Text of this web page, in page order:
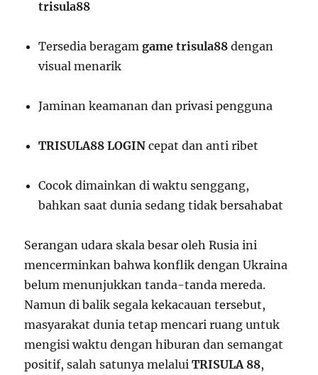
trisula88
Tersedia beragamgame trisula88 dengan
visual menarik
Jaminan keamanan dan privasi pengguna
TRISULA88 LOGIN cepat dan anti ribet
Cocok dimainkan di waktu senggang,
bahkan saat dunia sedang tidak bersahabat
Serangan udara skala besar oleh Rusia ini
mencerminkan bahwa konflik dengan Ukraina
belum menunjukkan tanda-tanda mereda.
Namun di balik segala kekacauan tersebut,
masyarakat dunia tetap mencari ruang untuk
mengisi waktu dengan hiburan dan semangat
positif, salah satunya melaluiTRISULA 88,